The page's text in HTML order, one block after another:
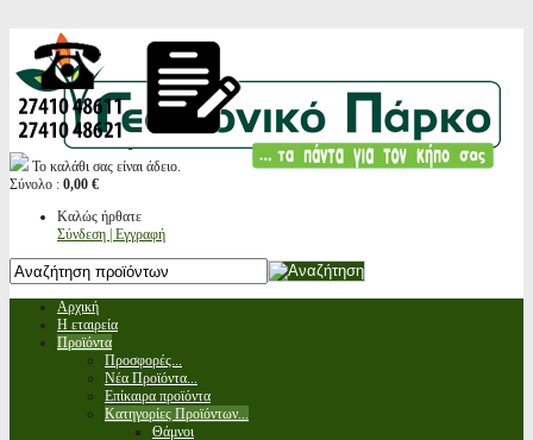
Το καλάθι σας είναι άδειο.
Σύνολο : 0,00 €
Καλώς ήρθατε
Σύνδεση | Εγγραφή
Αρχική
Η εταιρεία
Προϊόντα
Προσφορές...
Νέα Προϊόντα...
Επίκαιρα προϊόντα
Κατηγορίες Προϊόντων...
Θάμνοι